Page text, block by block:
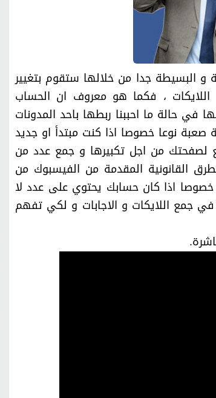
البسيطة جدا من خلالها ستقوم بتغيير
، فكما هو معروف ان الحساب
حالة ما احببنا ربطها باحد المدونات
صعبة نوعا خصوصا اذا كنت مبتدأ او جديد
من اجل تكبيرها و جمع عدد من
القانونية المقدمة من الفيسبوك من
اذا كان حسابك يحتوي على عدد لا
جمع اللايكات و الاجابات و لكي تفهم